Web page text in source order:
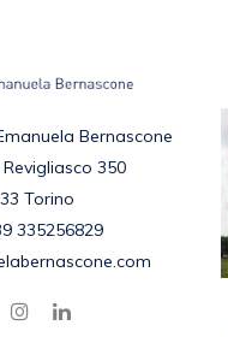
Bernascone
350
Torino
335256829
BADER –